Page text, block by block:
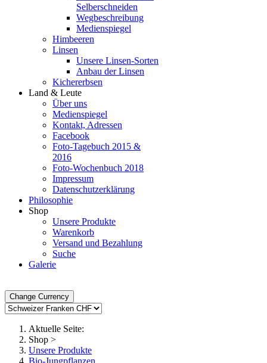
Selberschneiden
Wegbeschreibung
Medienspiegel
Himbeeren
Linsen
Unsere Linsen-Sorten
Anbau der Linsen
Kichererbsen
Land & Leute
Über uns
Medienspiegel
Kontakt, Adressen
Facebook
Foto-Tagebuch 2015 &
2016
Foto-Wochenbuch 2018
Impressum
Datenschutzerklärung
Philosophie
Shop
Unsere Produkte
Warenkorb
Versand und Bezahlung
Suche
Galerie
Aktuelle Seite:
Shop >
Unsere Produkte
Bio-Jungpflanzen